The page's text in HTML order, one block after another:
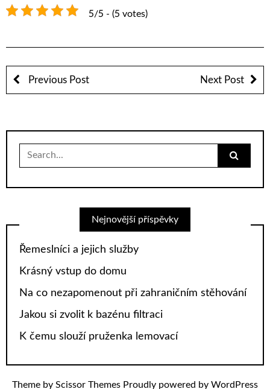
5/5 - (5 votes)
Previous Post Next Post
Search
Nejnovější příspěvky
Řemeslníci a jejich služby
Krásný vstup do domu
Na co nezapomenout při zahraničním stěhování
Jakou si zvolit k bazénu filtraci
K čemu slouží pruženka lemovací
Theme by Scissor Themes Proudly powered by WordPress